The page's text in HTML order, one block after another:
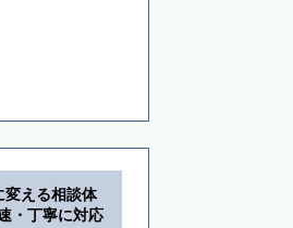
変える相談体
・丁寧に対応